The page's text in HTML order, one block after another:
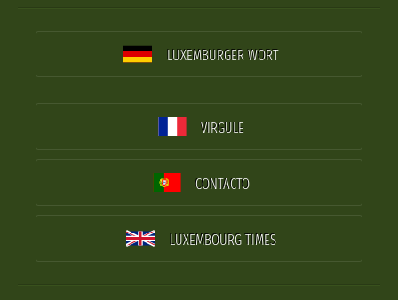
LUXEMBURGER WORT
VIRGULE
CONTACTO
LUXEMBOURG TIMES